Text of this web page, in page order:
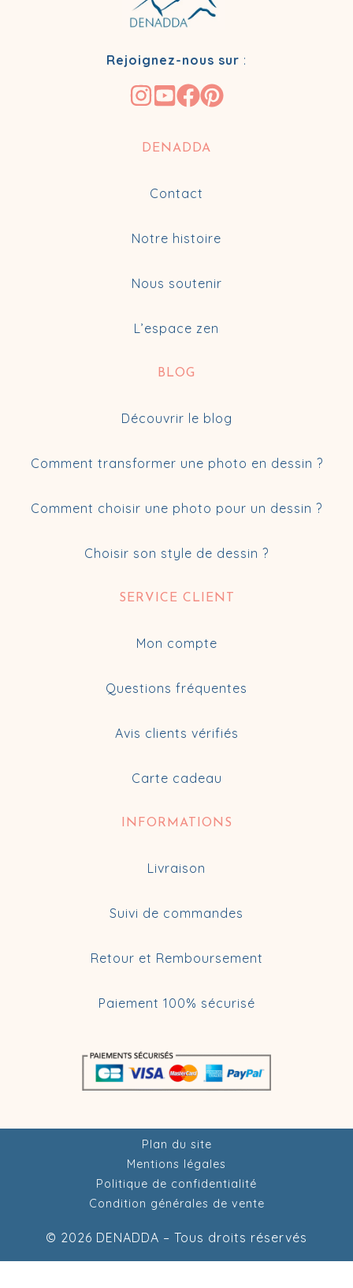
Rejoignez-nous sur :
DENADDA
Contact
Notre histoire
Nous soutenir
L’espace zen
BLOG
Découvrir le blog
Comment transformer une photo en dessin ?
Comment choisir une photo pour un dessin ?
Choisir son style de dessin ?
SERVICE CLIENT
Mon compte
Questions fréquentes
Avis clients vérifiés
Carte cadeau
INFORMATIONS
Livraison
Suivi de commandes
Retour et Remboursement
Paiement 100% sécurisé
Plan du site
Mentions légales
Politique de confidentialité
Condition générales de vente
© 2026 DENADDA – Tous droits réservés